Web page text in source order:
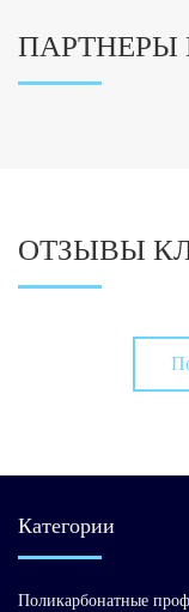
ПАРТНЕРЫ
ОТЗЫВЫ
Категории
Поликарбонатные